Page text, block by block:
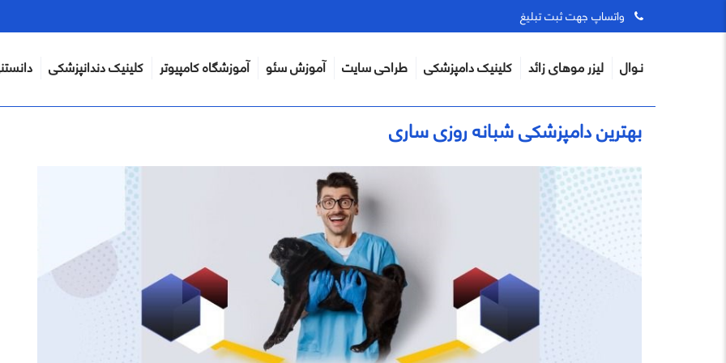
واتساپ جهت ثبت تبلیغ
نـوال لیزر موهای زائد کلینیک دامپزشکی طراحی سایت آموزش سئو آموزشگاه کامپیوتر کلینیک دندانپزشکی
بهترین دامپزشکی شبانه روزی ساری